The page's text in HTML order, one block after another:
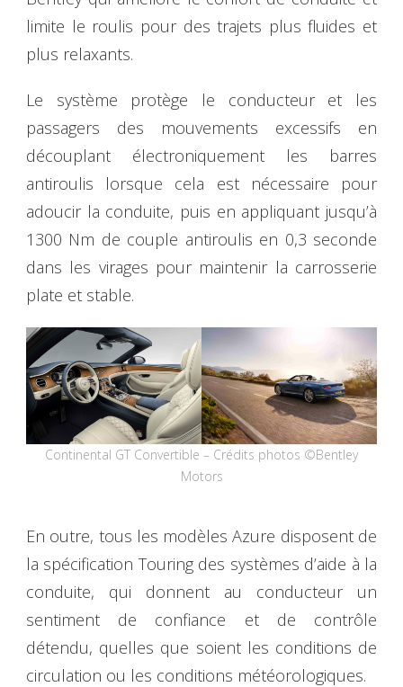
limite le roulis pour des trajets plus fluides et
plus relaxants.
Le système protège le conducteur et les
passagers des mouvements excessifs en
découplant électroniquement les barres
antiroulis lorsque cela est nécessaire pour
adoucir la conduite, puis en appliquant jusqu’à
1300 Nm de couple antiroulis en 0,3 seconde
dans les virages pour maintenir la carrosserie
plate et stable.
Continental GT Convertible – Crédits photos ©Bentley
Motors
En outre, tous les modèles Azure disposent de
la spécification Touring des systèmes d’aide à la
conduite, qui donnent au conducteur un
sentiment de confiance et de contrôle
détendu, quelles que soient les conditions de
circulation ou les conditions météorologiques.